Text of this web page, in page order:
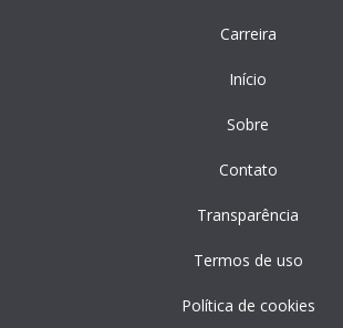
Carreira
Início
Sobre
Contato
Transparência
Termos de uso
Política de cookies